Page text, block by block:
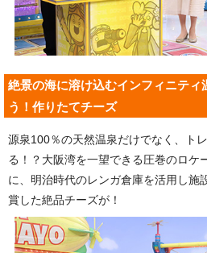
絶景の海に溶け込むインフィニティ
う！作りたてチーズ
源泉100％の天然温泉だけでなく、ト
る！？大阪湾を一望できる圧巻のロケ
に、明治時代のレンガ倉庫を活用し施
賞した絶品チーズが！